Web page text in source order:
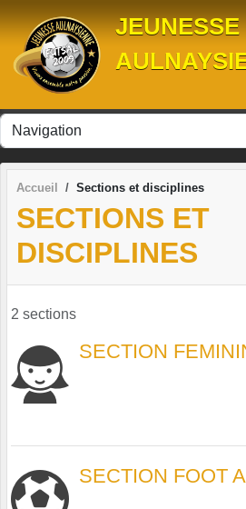
JEUNESSE
Accueil Sections et disciplines
SECTIONS ET
DISCIPLINES
2 sections
SECTION
SECTION FOOT